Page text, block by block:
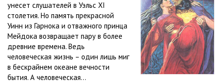
унесет слушателей в Уэльс XI
столетия. Но память прекрасной
Уинн из Гарнока и отважного принца
Мейдока возвращает пару в более
древние времена. Ведь
человеческая жизнь – один лишь миг
в бескрайнем океане вечности
бытия. А человеческая...